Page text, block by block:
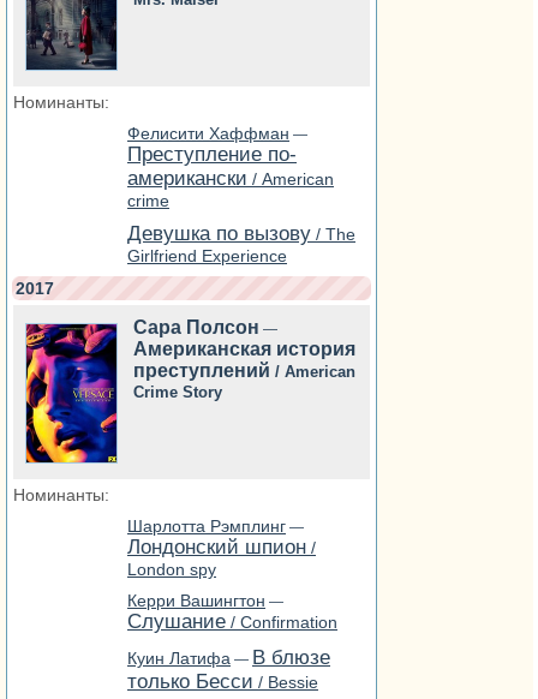
Номинанты:
Фелисити Хаффман —
Преступление по-
американски / American
crime
Девушка по вызову / The
Girlfriend Experience
2017
Сара Полсон —
Американская история
преступлений / American
Crime Story
Номинанты:
Шарлотта Рэмплинг —
Лондонский шпион /
London spy
Керри Вашингтон —
Слушание / Confirmation
Куин Латифа — В блюзе
только Бесси / Bessie